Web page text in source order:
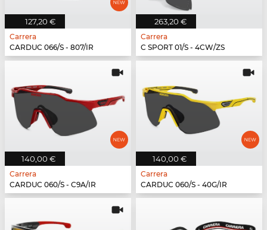
127,20 €
Carrera
CARDUC 066/S - 807/IR
263,20 €
Carrera
C SPORT 01/S - 4CW/ZS
140,00 €
Carrera
CARDUC 060/S - C9A/IR
140,00 €
Carrera
CARDUC 060/S - 40G/IR